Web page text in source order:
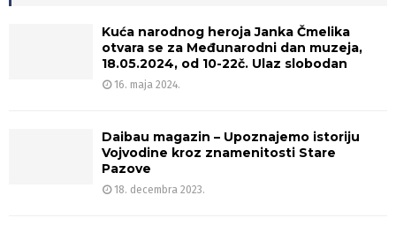
Kuća narodnog heroja Janka Čmelika
otvara se za Međunarodni dan muzeja,
18.05.2024, od 10-22č. Ulaz slobodan
16. maja 2024.
Daibau magazin – Upoznajemo istoriju
Vojvodine kroz znamenitosti Stare
Pazove
18. decembra 2023.